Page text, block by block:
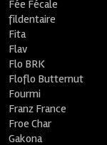
Fée Fécale
fildentaire
Fita
Flav
Flo BRK
Floflo Butternut
Fourmi
Franz France
Froe Char
Gakona